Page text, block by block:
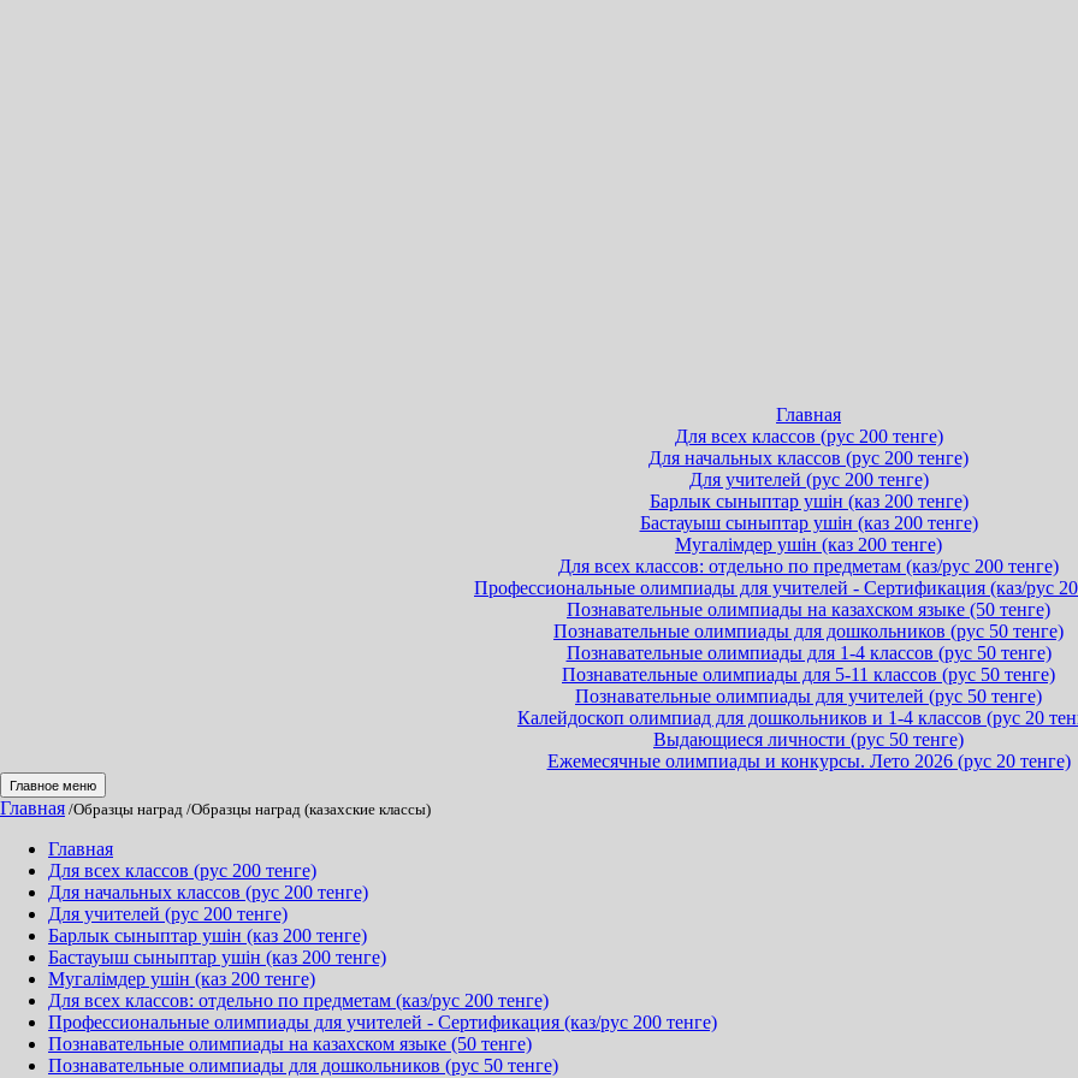
Главная
Для всех классов (рус 200 тенге)
Для начальных классов (рус 200 тенге)
Для учителей (рус 200 тенге)
Барлык сыныптар ушін (каз 200 тенге)
Бастауыш сыныптар ушін (каз 200 тенге)
Мугалімдер ушін (каз 200 тенге)
Для всех классов: отдельно по предметам (каз/рус 200 тенге)
Профессиональные олимпиады для учителей - Сертификация (каз/рус
Познавательные олимпиады на казахском языке (50 тенге)
Познавательные олимпиады для дошкольников (рус 50 тенге)
Познавательные олимпиады для 1-4 классов (рус 50 тенге)
Познавательные олимпиады для 5-11 классов (рус 50 тенге)
Познавательные олимпиады для учителей (рус 50 тенге)
Калейдоскоп олимпиад для дошкольников и 1-4 классов (рус 20
Выдающиеся личности (рус 50 тенге)
Ежемесячные олимпиады и конкурсы. Лето 2026 (рус 20 тенге)
Главное меню
Главная /Образцы наград /Образцы наград (казахские классы)
Главная
Для всех классов (рус 200 тенге)
Для начальных классов (рус 200 тенге)
Для учителей (рус 200 тенге)
Барлык сыныптар ушін (каз 200 тенге)
Бастауыш сыныптар ушін (каз 200 тенге)
Мугалімдер ушін (каз 200 тенге)
Для всех классов: отдельно по предметам (каз/рус 200 тенге)
Профессиональные олимпиады для учителей - Сертификация (каз/рус 200 тенге)
Познавательные олимпиады на казахском языке (50 тенге)
Познавательные олимпиады для дошкольников (рус 50 тенге)